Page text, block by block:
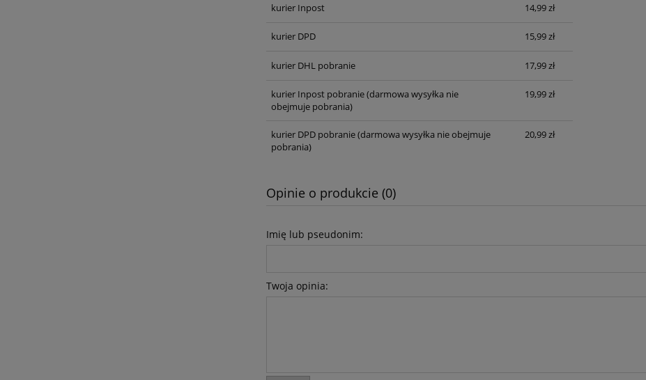
kurier Inpost 14,99 zł
kurier DPD 15,99 zł
kurier DHL pobranie 17,99 zł
kurier Inpost pobranie(darmowa wysyłka nie
obejmuje pobrania)
19,99 zł
kurier DPD pobranie(darmowa wysyłka nie obejmuje
pobrania)
20,99 zł
Opinie o produkcie (0)
Imię lub pseudonim:
Twoja opinia: